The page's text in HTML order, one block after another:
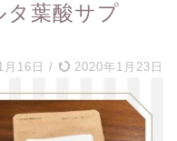
タ葉酸サプ
16日 / 2020年1月23日